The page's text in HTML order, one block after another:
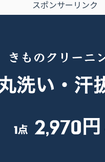
スポンサーリンク